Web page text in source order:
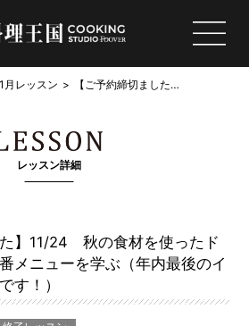
月レッスン
【ご予約締切ました】
定番メニューを学ぶ
（年内最後のイタリア
ンレッスンです！）
レッスン詳細
た】11/24 秋の食材を使ったド
メニューを学ぶ（年内最後のイ
す！）